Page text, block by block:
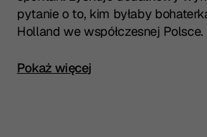
pytanie o to, kim byłaby
Holland we współczesnej Polsce.
Kliknij, aby rozwinąć pełny opis
Pokaż więcej